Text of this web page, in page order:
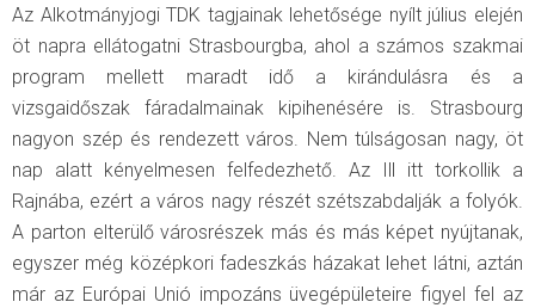
Az Alkotmányjogi TDK tagjainak lehetősége nyílt július elején
öt napra ellátogatni Strasbourgba, ahol a számos szakmai
program mellett maradt idő a kirándulásra és a
vizsgaidőszak fáradalmainak kipihenésére is. Strasbourg
nagyon szép és rendezett város. Nem túlságosan nagy, öt
nap alatt kényelmesen felfedezhető. Az Ill itt torkollik a
Rajnába, ezért a város nagy részét szétszabdalják a folyók.
A parton elterülő városrészek más és más képet nyújtanak,
egyszer még középkori fadeszkás házakat lehet látni, aztán
már az Európai Unió impozáns üvegépületeire figyel fel az